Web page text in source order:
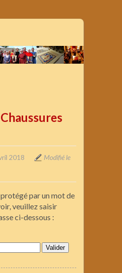
2018
Modifié le
par un mot de
veuillez saisir
ci-dessous :